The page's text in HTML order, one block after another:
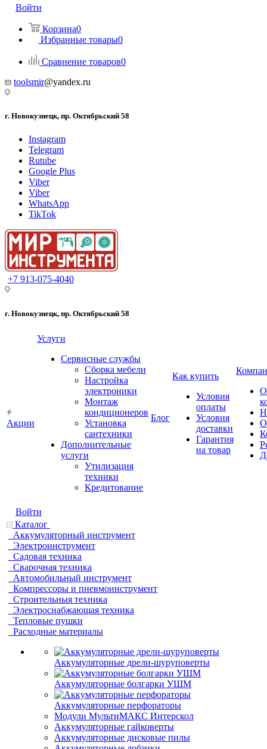
Войти
Корзина0
Избранные товары0
Сравнение товаров0
toolsmir@yandex.ru
г. Новокузнецк, пр. Октябрьский 58
Instagram
Telegram
Rutube
Google Plus
Viber
Viber
WhatsApp
TikTok
+7 913-075-4040
г. Новокузнецк, пр. Октябрьский 58
Акции
Услуги
Сервисные службы
Сборка мебели
Настройка
электроники
Монтаж
кондиционеров
Установка
сантехники
Дополнительные
услуги
Утилизация
техники
Кредитование
Блог
Как купить
Условия
оплаты
Условия
доставки
Гарантия
на товар
О
Войти
Каталог
Аккумуляторный инструмент
Электроинструмент
Садовая техника
Сварочная техника
Автомобильный инструмент
Компрессоры и пневмоинструмент
Строительныя техника
Электроснабжающая техника
Тепловые пушки
Расходные материалы
Аккумуляторные дрели-шуруповерты
Аккумуляторные болгарки УШМ
Аккумуляторные перфораторы
Модули МультиМАКС Интерскол
Аккумуляторные гайковерты
Аккумуляторные дисковые пилы